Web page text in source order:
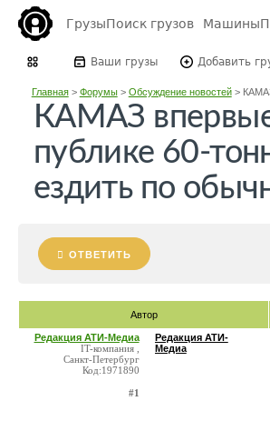
ГрузыПоиск грузов Машины
Ваши грузы Добавить
Главная> Форумы> Обсуждение новостей>
КАМАЗ
публике 60-
ездить по
ОТВЕТИТЬ
Автор
Редакция АТИ-Медиа
IT-компания ,
Санкт-Петербург
Код:1971890
#1
Редакция АТИ-
Медиа